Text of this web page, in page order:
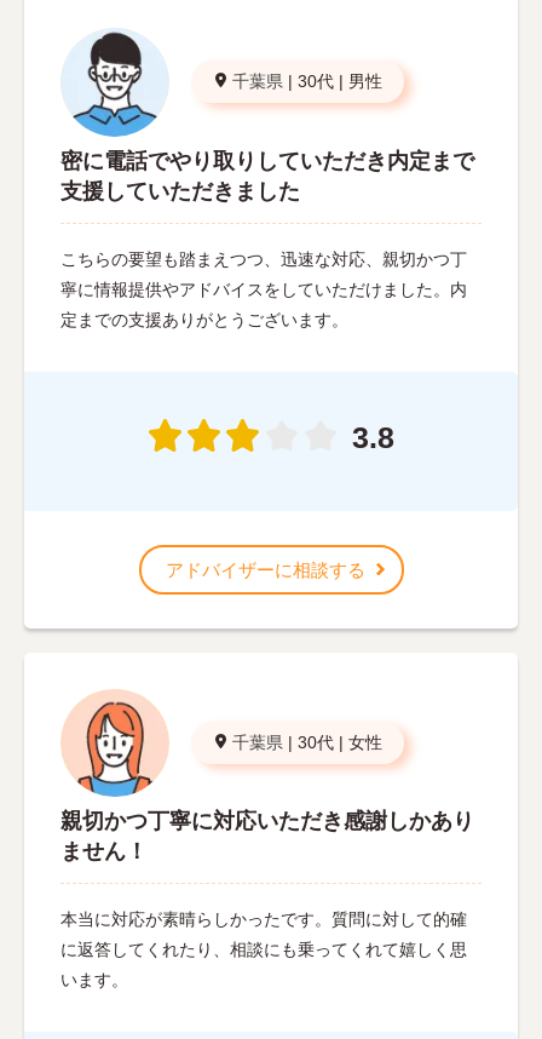
千葉県 | 30代 | 男性
密に電話でやり取りしていただき内定まで
支援していただきました
こちらの要望も踏まえつつ、迅速な対応、親切かつ丁
寧に情報提供やアドバイスをしていただけました。内
定までの支援ありがとうございます。
3.8
アドバイザーに相談する
千葉県 | 30代 | 女性
親切かつ丁寧に対応いただき感謝しかあり
ません！
本当に対応が素晴らしかったです。質問に対して的確
に返答してくれたり、相談にも乗ってくれて嬉しく思
います。